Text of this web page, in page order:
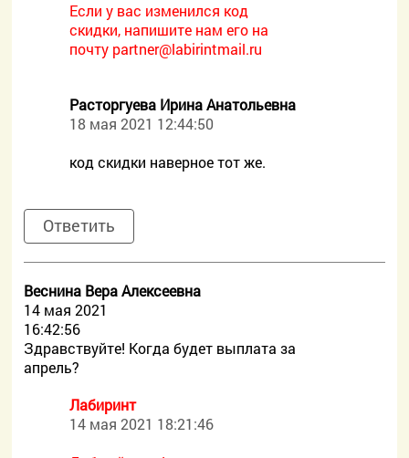
Если у вас изменился код
скидки, напишите нам его на
почту partner@labirintmail.ru
Расторгуева Ирина Анатольевна
18 мая 2021 12:44:50
код скидки наверное тот же.
Ответить
Веснина Вера Алексеевна
14 мая 2021
16:42:56
Здравствуйте! Когда будет выплата за
апрель?
Лабиринт
14 мая 2021 18:21:46